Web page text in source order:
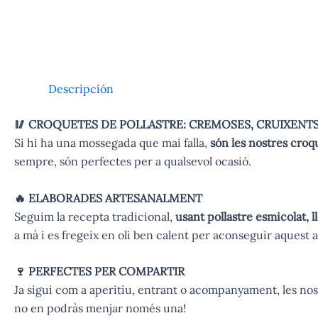
Descripción
🥢 CROQUETES DE POLLASTRE: CREMOSES,
Si hi ha una mossegada que mai falla, són les nostres
sempre, són perfectes per a qualsevol ocasió.
🔥 ELABORADES ARTESANALMENT
Seguim la recepta tradicional, usant pollastre esmicolat,
a mà i es fregeix en oli ben calent per aconseguir aquest
🍷 PERFECTES PER COMPARTIR
Ja sigui com a aperitiu, entrant o acompanyament, les
no en podràs menjar només una!